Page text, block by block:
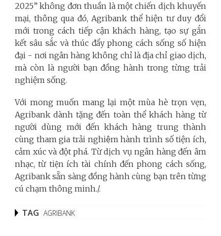
2025” không đơn thuần là một chiến dịch khuyến
mại, thông qua đó, Agribank thể hiện tư duy đổi
mới trong cách tiếp cận khách hàng, tạo sự gắn
kết sâu sắc và thúc đẩy phong cách sống số hiện
đại - nơi ngân hàng không chỉ là địa chỉ giao dịch,
mà còn là người bạn đồng hành trong từng trải
nghiệm sống.
Với mong muốn mang lại một mùa hè trọn vẹn,
Agribank dành tặng đến toàn thể khách hàng từ
người dùng mới đến khách hàng trung thành
cùng tham gia trải nghiệm hành trình số tiện ích,
cảm xúc và đột phá. Từ dịch vụ ngân hàng đến âm
nhạc, từ tiện ích tài chính đến phong cách sống,
Agribank sẵn sàng đồng hành cùng bạn trên từng
cú chạm thông minh./.
TAG AGRIBANK